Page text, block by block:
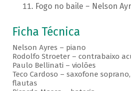
Fogo no baile – Nelson
Ficha Técnica
Nelson Ayres – piano
Rodolfo Stroeter – contrabaixo
Paulo Bellinati – violões
Teco Cardoso – saxofone
flautas